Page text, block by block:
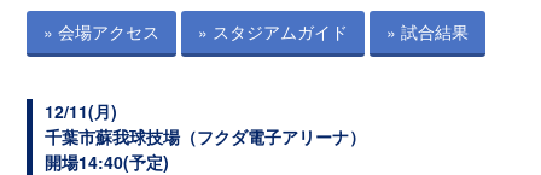
» 会場アクセス » スタジアムガイド » 試合結果
12/11(月)
千葉市蘇我球技場（フクダ電子アリーナ）
開場14:40(予定)